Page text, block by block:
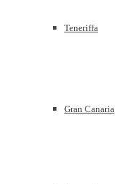
Teneriffa
Gran Canaria